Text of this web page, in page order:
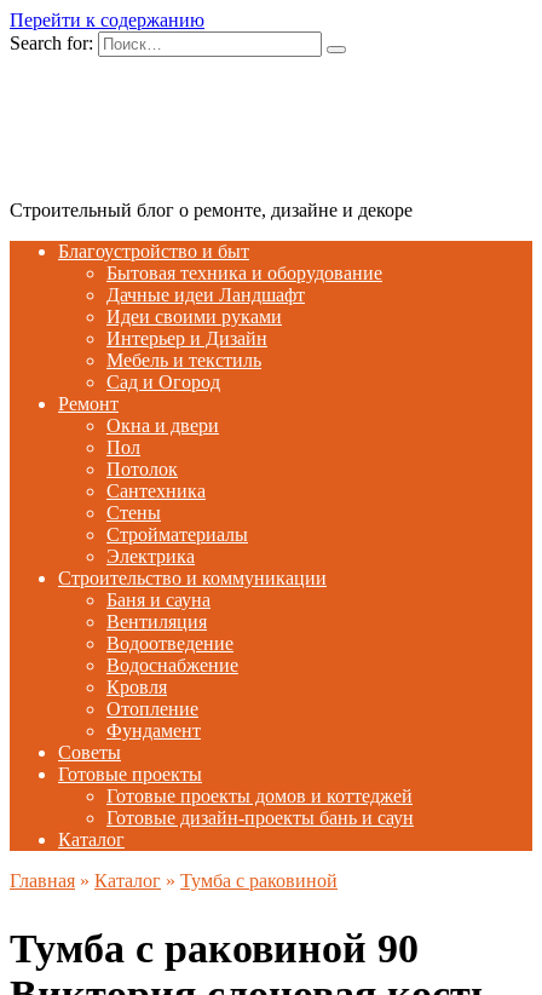
Перейти к содержанию
Search for:
Строительный блог о ремонте, дизайне и декоре
Благоустройство и быт
Бытовая техника и оборудование
Дачные идеи Ландшафт
Идеи своими руками
Интерьер и Дизайн
Мебель и текстиль
Сад и Огород
Ремонт
Окна и двери
Пол
Потолок
Сантехника
Стены
Стройматериалы
Электрика
Строительство и коммуникации
Баня и сауна
Вентиляция
Водоотведение
Водоснабжение
Кровля
Отопление
Фундамент
Советы
Готовые проекты
Готовые проекты домов и коттеджей
Готовые дизайн-проекты бань и саун
Каталог
Главная » Каталог » Тумба с раковиной
Тумба с раковиной 90